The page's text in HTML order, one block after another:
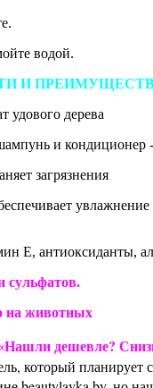
водой.
И
удового дерева
и кондиционер
загрязнения
Е, антиоксиданты,
сульфатов.
на животных
дешевле?
который планирует